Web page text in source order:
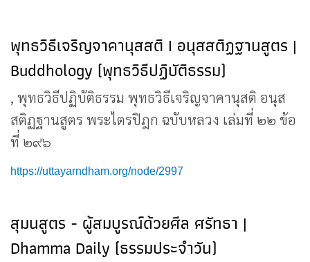
พุทธวิธีเจริญจาคานุสสติ I อนุสสติฏฐานสูตร |
Buddhology (พุทธวิธีปฏิบัติธรรม)
, พุทธวิธีปฏิบัติธรรม พุทธวิธีเจริญจาคานุสติ อนุส
สติฏฐานสูตร พระไตรปิฎก ฉบับหลวง เล่มที่ ๒๒ ข้อ
ที่ ๒๙๖
https://uttayarndham.org/node/2997
สุมนสูตร - ผู้สมบูรณ์ด้วยศีล ศรัทธา |
Dhamma Daily (ธรรมประจำวัน)